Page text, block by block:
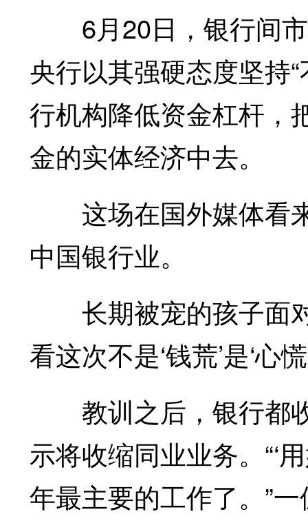
6月20日，银行间市
央行以其强硬态度坚持
行机构降低资金杠杆，
金的实体经济中去。
这场在国外媒体看来
中国银行业。
长期被宠的孩子面对
看这次不是‘钱荒’是‘心
教训之后，银行都
示将收缩同业业务。“‘
年最主要的工作了。”